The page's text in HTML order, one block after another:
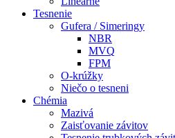
Tesnenie
Gufera / Simeringy
NBR
MVQ
FPM
O-krúžky
Niečo o tesneni
Chémia
Mazivá
Zaisťovanie závitov